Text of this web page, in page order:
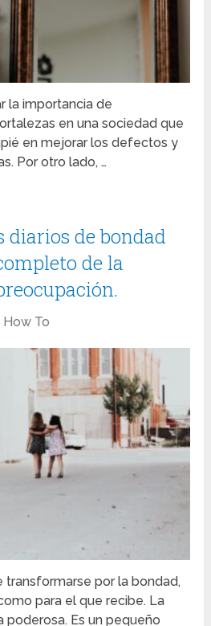
la importancia de
en una sociedad que
en mejorar los defectos y
Por otro lado, …
diarios de bondad
de la
How To
transformarse por la bondad,
para el que recibe. La
poderosa. Es un pequeño